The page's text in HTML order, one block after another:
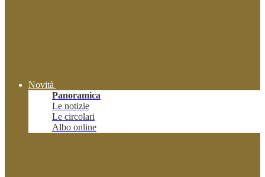
Novità
Panoramica
Le notizie
Le circolari
Albo online